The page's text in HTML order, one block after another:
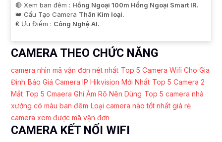
🔴 Xem ban đêm : Hồng Ngoại 100m Hồng Ngoại Smart IR.
👑 Cấu Tạo Camera Thân Kim loại.
️₤ Ưu Điểm : Công Nghệ AI.
CAMERA THEO CHỨC NĂNG
camera nhìn mã vận đơn nét nhất Top 5 Camera Wifi Cho Gia
Đình Báo Giá Camera IP Hikvision Mới Nhất Top 5 Camera 2
Mắt Top 5 Cmaera Ghi Âm Rõ Nên Dùng Top 5 camera nhà
xưởng có màu ban đêm Loại camera nào tốt nhất giá rẻ
camera xem được mã vận đơn
CAMERA KẾT NỐI WIFI